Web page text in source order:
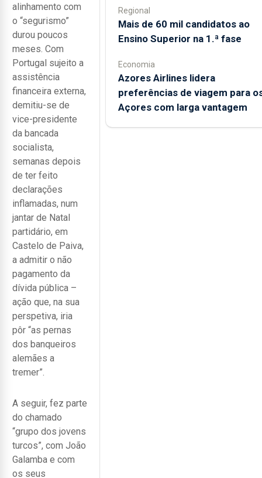
alinhamento com
o “segurismo”
durou poucos
meses. Com
Portugal sujeito a
assistência
financeira externa,
demitiu-se de
vice-presidente
da bancada
socialista,
semanas depois
de ter feito
declarações
inflamadas, num
jantar de Natal
partidário, em
Castelo de Paiva,
a admitir o não
pagamento da
dívida pública –
ação que, na sua
perspetiva, iria
pôr “as pernas
dos banqueiros
alemães a
tremer”.
A seguir, fez parte
do chamado
“grupo dos jovens
turcos”, com João
Galamba e com
os seus
Regional
Mais de 60 mil candidatos ao
Ensino Superior na 1.ª fase
Economia
Azores Airlines lidera
preferências de viagem para
Açores com larga vantagem